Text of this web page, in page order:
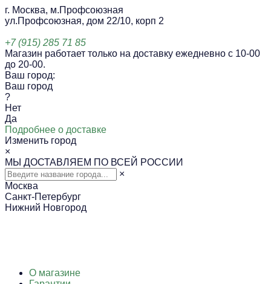
г. Москва, м.Профсоюзная
ул.Профсоюзная, дом 22/10, корп 2
+7 (915) 285 71 85
Магазин работает только на доставку ежедневно с 10-00
до 20-00.
Ваш город:
Ваш город
?
Нет
Да
Подробнее о доставке
Изменить город
×
МЫ ДОСТАВЛЯЕМ ПО ВСЕЙ РОССИИ
×
Москва
Санкт-Петербург
Нижний Новгород
О магазине